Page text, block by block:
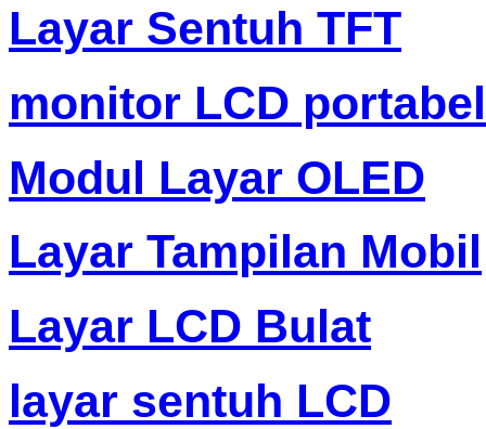
Layar Sentuh TFT
monitor LCD portabel
Modul Layar OLED
Layar Tampilan Mobil
Layar LCD Bulat
layar sentuh LCD